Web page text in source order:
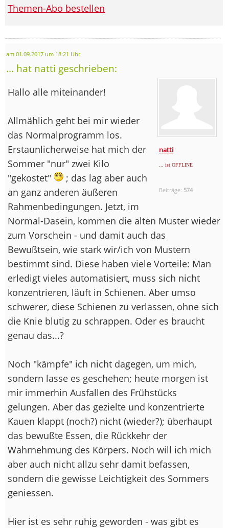
Themen-Abo bestellen
am 01.09.2017 um 18:21 Uhr
... hat natti geschrieben:
natti
... ist OFFLINE
Beiträge: 574
Hallo alle miteinander!
Allmählich geht bei mir wieder
das Normalprogramm los.
Erstaunlicherweise hat mich der
Sommer "nur" zwei Kilo
"gekostet"
; das lag aber auch
an ganz anderen äußeren
Rahmenbedingungen. Jetzt, im
Normal-Dasein, kommen die alten Muster wieder
zum Vorschein - und damit auch das
Bewußtsein, wie stark wir/ich von Mustern
bestimmt sind. Diese haben viele Vorteile: Man
erledigt vieles automatisiert, muss sich nicht
konzentrieren, läuft in Schienen. Aber umso
schwerer, diese Schienen zu verlassen, ohne sich
die Knie blutig zu schrappen. Oder es braucht
genau das...?
Noch "kämpfe" ich nicht dagegen, um mich,
sondern lasse es geschehen; heute morgen ist
mir immerhin Ausfallen des Frühstücks
gelungen. Aber das gezielte und konzentrierte
Kauen klappt (noch?) nicht (wieder?); überhaupt
das bewußte Essen, die Rückkehr der
Wahrnehmung des Körpers. Noch will ich mich
aber auch nicht allzu sehr damit befassen,
sondern die gewisse Leichtigkeit des Sommers
geniessen.
Hier ist es sehr ruhig geworden - was gibt es